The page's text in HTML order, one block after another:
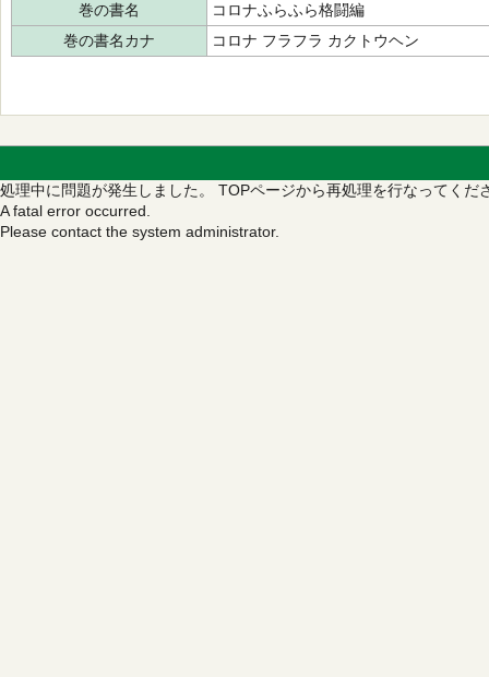
巻の書名
コロナふらふら格闘編
巻の書名カナ
コロナ フラフラ カクトウヘン
処理中に問題が発生しました。 TOPページから再処理を行なってくだ
A fatal error occurred.
Please contact the system administrator.